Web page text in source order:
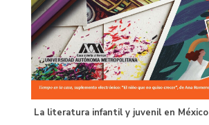
La literatura infantil y juvenil en México